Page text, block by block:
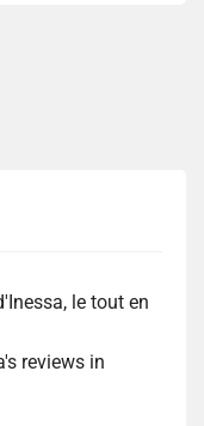
le tout en
reviews in